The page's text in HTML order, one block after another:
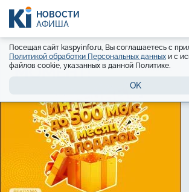
НОВОСТИ
АФИША
Посещая сайт kaspyinfo.ru, Вы соглашаетесь с
Политикой обработки Персональных данных и с
файлов cookie, указанных в данной Политике.
OK